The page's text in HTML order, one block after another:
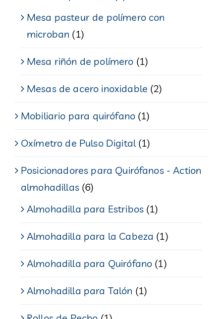
Mesa pasteur de polímero con
microban (1)
Mesa riñón de polímero (1)
Mesas de acero inoxidable (2)
Mobiliario para quirófano (1)
Oxímetro de Pulso Digital (1)
Posicionadores para Quirófanos - Action
almohadillas (6)
Almohadilla para Estribos (1)
Almohadilla para la Cabeza (1)
Almohadilla para Quirófano (1)
Almohadilla para Talón (1)